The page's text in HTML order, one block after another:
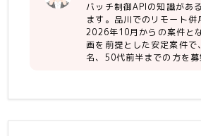
【尚可】
・銀行勘定系システ
の知識
・勘定系システムを
・Linux開発経験 3
バッチ制御APIの知識があ
ます。品川でのリモート併
2026年10月からの案件と
画を前提とした安定案件で
名、50代前半までの方を募